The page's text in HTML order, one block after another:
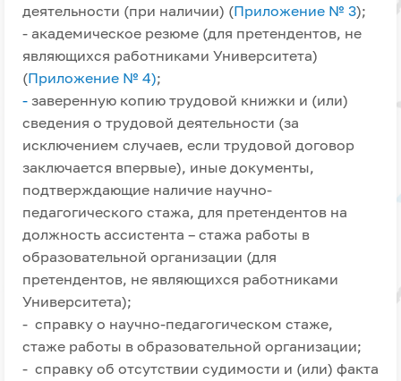
деятельности (при наличии) (Приложение № 3);
- академическое резюме (для претендентов, не
являющихся работниками Университета)
(Приложение № 4);
- заверенную копию трудовой книжки и (или)
сведения о трудовой деятельности (за
исключением случаев, если трудовой договор
заключается впервые), иные документы,
подтверждающие наличие научно-
педагогического стажа, для претендентов на
должность ассистента – стажа работы в
образовательной организации (для
претендентов, не являющихся работниками
Университета);
- справку о научно-педагогическом стаже,
стаже работы в образовательной организации;
- справку об отсутствии судимости и (или) факта